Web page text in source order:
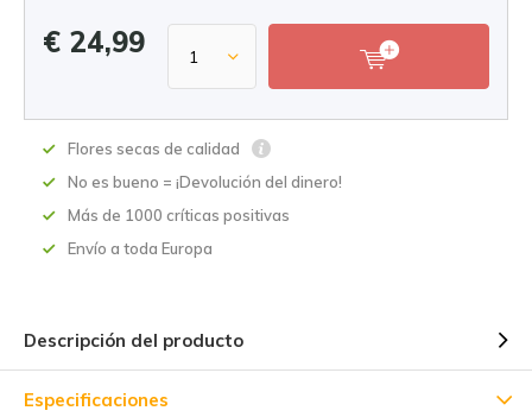
€ 24,99
Flores secas de calidad
No es bueno = ¡Devolución del dinero!
Más de 1000 críticas positivas
Envío a toda Europa
Descripción del producto
Especificaciones